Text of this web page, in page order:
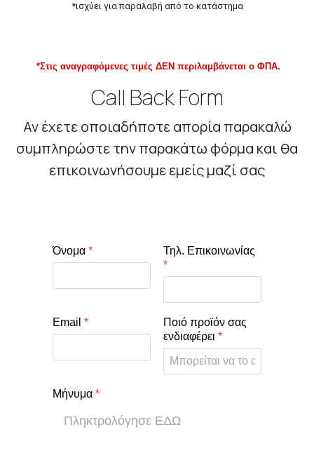
*ισχύει για παραλαβή από το κατάστημα
*Στις αναγραφόμενες τιμές ΔΕΝ περιλαμβάνεται ο ΦΠΑ.
Call Back Form
Αν έχετε οποιαδήποτε απορία παρακαλώ
συμπληρώστε την παρακάτω φόρμα και θα
επικοινωνήσουμε εμείς μαζί σας
Όνομα *
Τηλ. Επικοινωνίας
*
Email *
Ποιό προϊόν σας
ενδιαφέρει *
Μήνυμα *